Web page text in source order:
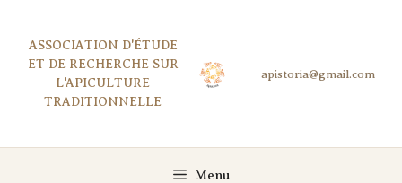
contenuASSOCIATION D'ÉTUDE
ET DE RECHERCHE SUR
L'APICULTURE
TRADITIONNELLE
Menu